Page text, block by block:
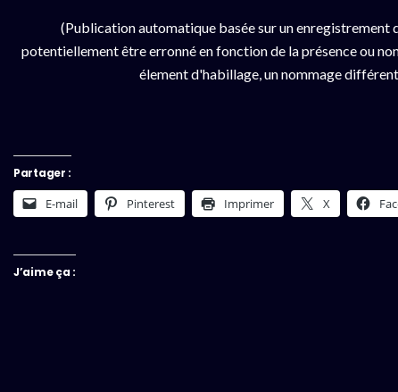
(Publication automatique basée sur un
potentiellement être erronné en fonction de la présence ou
élement d'habillage, un nommage
Partager :
E-mail Pinterest Imprimer X
J’aime ça :